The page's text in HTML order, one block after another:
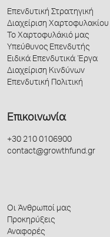
Επενδυτική Στρατηγική
Διαχείριση Χαρτοφυλακίου
Το Χαρτοφυλάκιό μας
Υπεύθυνος Επενδυτής
Ειδικά Επενδυτικά Έργα
Διαχείριση Κινδύνων
Επενδυτική Πολιτική
Επικοινωνία
+30 210 0106900
contact@growthfund.gr
Οι Άνθρωποί μας
Προκηρύξεις
Αναφορές